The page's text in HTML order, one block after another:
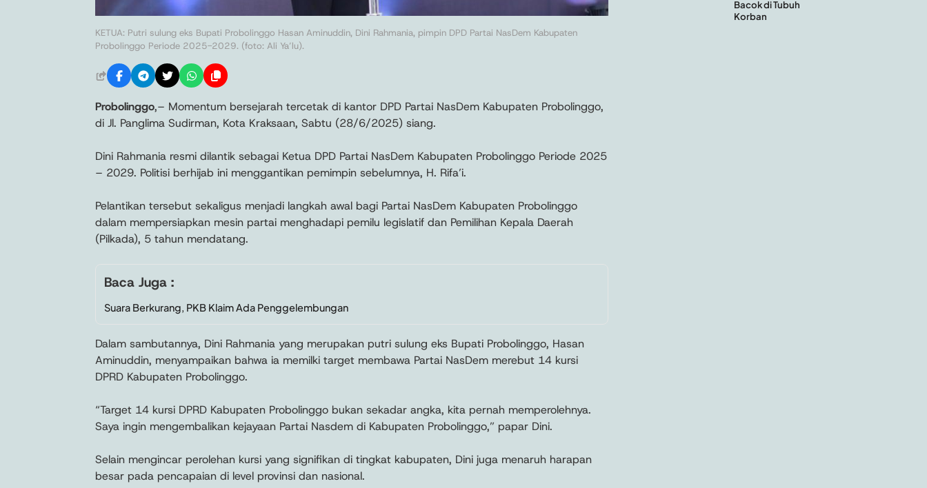
KETUA: Putri sulung eks Bupati Probolinggo Hasan Aminuddin, Dini Rahmania, pimpin DPD Partai NasDem Kabupaten
Probolinggo Periode 2025-2029. (foto: Ali Ya’lu).
Probolinggo,– Momentum bersejarah tercetak di kantor DPD Partai NasDem Kabupaten Probolinggo,
di Jl. Panglima Sudirman, Kota Kraksaan, Sabtu (28/6/2025) siang.
Dini Rahmania resmi dilantik sebagai Ketua DPD Partai NasDem Kabupaten Probolinggo Periode 2025
– 2029. Politisi berhijab ini menggantikan pemimpin sebelumnya, H. Rifa’i.
Pelantikan tersebut sekaligus menjadi langkah awal bagi Partai NasDem Kabupaten Probolinggo
dalam mempersiapkan mesin partai menghadapi pemilu legislatif dan Pemilihan Kepala Daerah
(Pilkada), 5 tahun mendatang.
Baca Juga :
Suara Berkurang, PKB Klaim Ada Penggelembungan
Dalam sambutannya, Dini Rahmania yang merupakan putri sulung eks Bupati Probolinggo, Hasan
Aminuddin, menyampaikan bahwa ia memilki target membawa Partai NasDem merebut 14 kursi
DPRD Kabupaten Probolinggo.
“Target 14 kursi DPRD Kabupaten Probolinggo bukan sekadar angka, kita pernah memperolehnya.
Saya ingin mengembalikan kejayaan Partai Nasdem di Kabupaten Probolinggo,” papar Dini.
Selain mengincar perolehan kursi yang signifikan di tingkat kabupaten, Dini juga menaruh harapan
besar pada pencapaian di level provinsi dan nasional.
Bacok di Tubuh
Korban